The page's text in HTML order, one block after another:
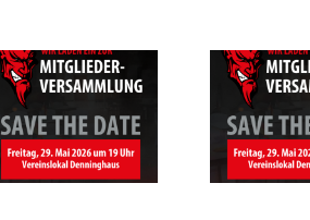
Mitgliederversammlung
des RSV
Altenbögge-
Bönen 1951
e.V.
des